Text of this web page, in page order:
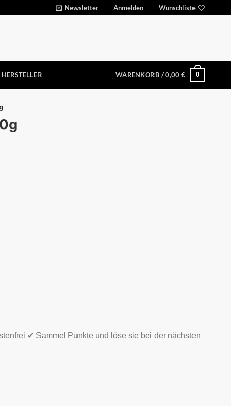
Newsletter Anmelden Wunschliste
HERSTELLER WARENKORB /0,00 € 0
✔ Sammel Punkte und löse sie bei der nächsten